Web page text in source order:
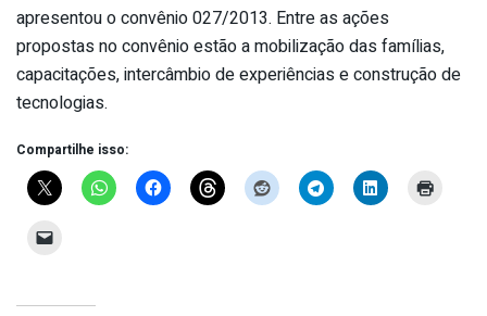
apresentou o convênio 027/2013. Entre as ações
propostas no convênio estão a mobilização das famílias,
capacitações, intercâmbio de experiências e construção de
tecnologias.
Compartilhe isso: